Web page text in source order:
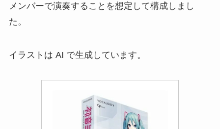
メンバーで演奏することを想定して構成しまし
た。
イラストは AI で生成しています。